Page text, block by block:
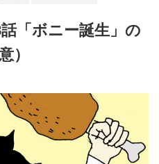
「ボニー誕生」の
）